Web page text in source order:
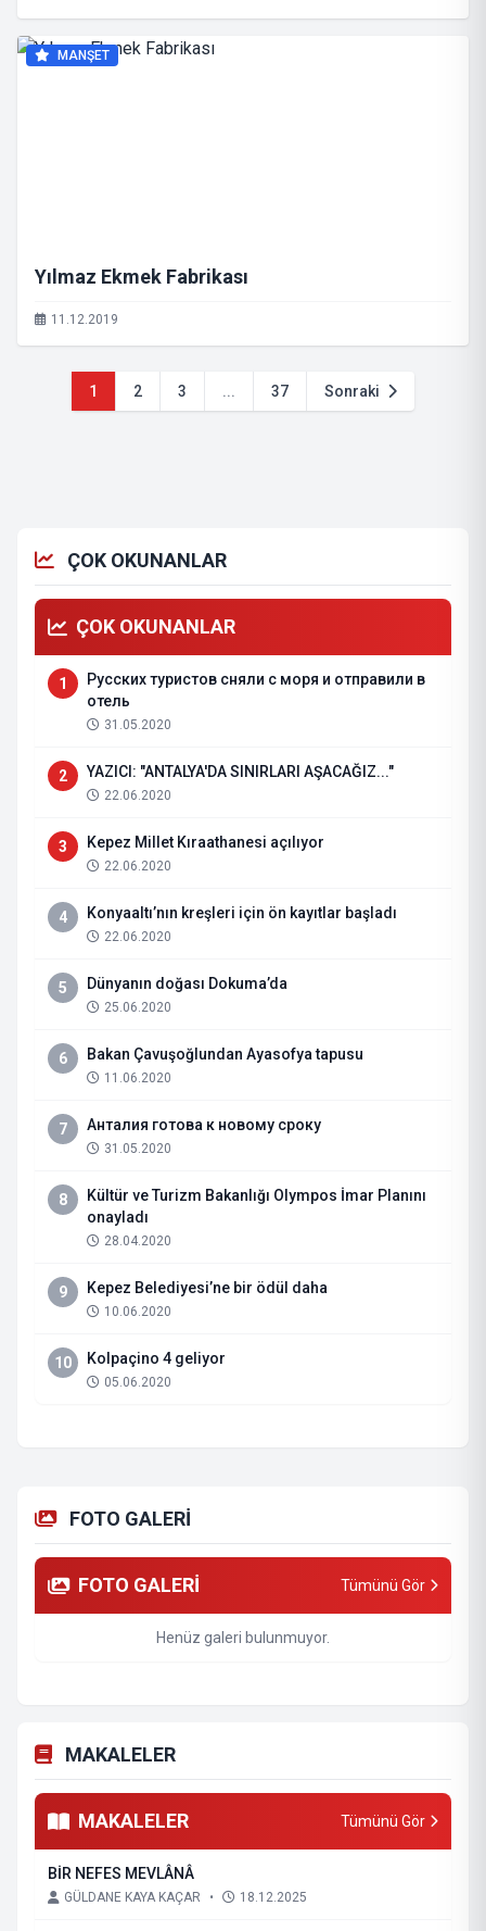
MANŞET
Yılmaz Ekmek Fabrikası
11.12.2019
1 2 3 ... 37 Sonraki
ÇOK OKUNANLAR
ÇOK OKUNANLAR
1
Русских туристов сняли с моря и отправили в
отель
31.05.2020
2 YAZICI: "ANTALYA'DA SINIRLARI AŞACAĞIZ..."
22.06.2020
3 Kepez Millet Kıraathanesi açılıyor
22.06.2020
4 Konyaaltı’nın kreşleri için ön kayıtlar başladı
22.06.2020
5 Dünyanın doğası Dokuma’da
25.06.2020
6 Bakan Çavuşoğlundan Ayasofya tapusu
11.06.2020
7 Анталия готова к новому сроку
31.05.2020
8
Kültür ve Turizm Bakanlığı Olympos İmar Planını
onayladı
28.04.2020
9 Kepez Belediyesi’ne bir ödül daha
10.06.2020
10 Kolpaçino 4 geliyor
05.06.2020
FOTO GALERİ
FOTO GALERİ Tümünü Gör
Henüz galeri bulunmuyor.
MAKALELER
MAKALELER Tümünü Gör
BİR NEFES MEVLÂNÂ
GÜLDANE KAYA KAÇAR • 18.12.2025